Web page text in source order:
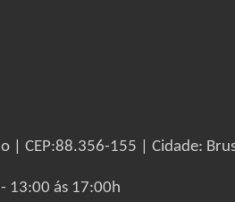
CEP:88.356-155 | Cidade:
13:00 ás 17:00h